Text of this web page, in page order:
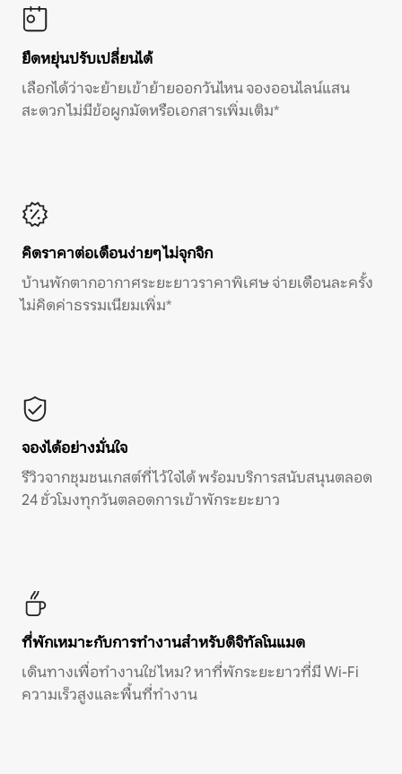
ยืดหยุ่นปรับเปลี่ยนได้
เลือกได้ว่าจะย้ายเข้าย้ายออกวันไหน จองออนไลน์แสน
สะดวก ไม่มีข้อผูกมัดหรือเอกสารเพิ่มเติม*
คิดราคาต่อเดือนง่ายๆ ไม่จุกจิก
บ้านพักตากอากาศระยะยาวราคาพิเศษ จ่ายเดือนละครั้ง
ไม่คิดค่าธรรมเนียมเพิ่ม*
จองได้อย่างมั่นใจ
รีวิวจากชุมชนเกสต์ที่ไว้ใจได้ พร้อมบริการสนับสนุนตลอด
24 ชั่วโมงทุกวันตลอดการเข้าพักระยะยาว
ที่พักเหมาะกับการทำงานสำหรับดิจิทัลโนแมด
เดินทางเพื่อทำงานใช่ไหม? หาที่พักระยะยาวที่มี Wi-Fi
ความเร็วสูงและพื้นที่ทำงาน